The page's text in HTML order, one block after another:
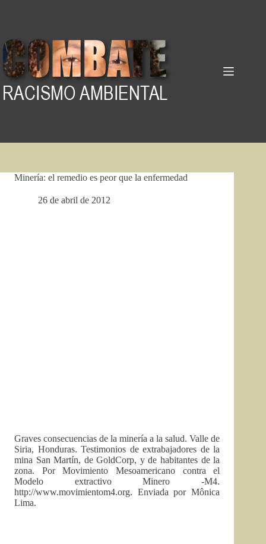
Minería: el remedio es peor que la enfermedad
26 de abril de 2012
Graves consecuencias de la minería a la salud. Valle de
Siria, Honduras. Testimonios de extrabajadores de la
mina San Martín, de GoldCorp, y de habitantes de la
zona. Por Movimiento Mesoamericano contra el
Modelo extractivo Minero -M4.
http://www.movimientom4.org. Enviada por Mônica
Lima.